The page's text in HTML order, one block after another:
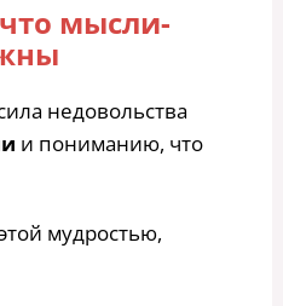
мысли-
недовольства
и пониманию, что
мудростью,